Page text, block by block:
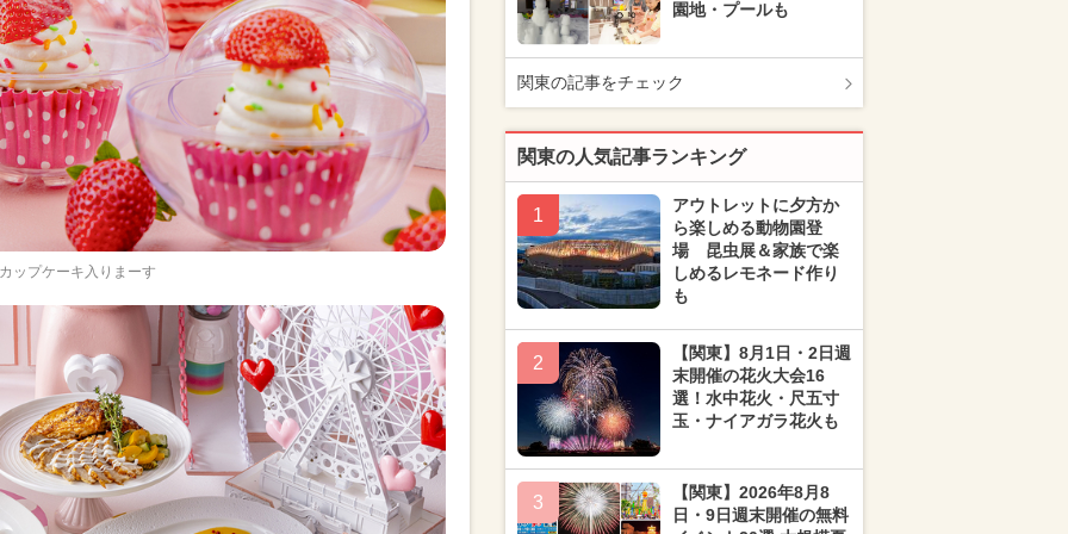
ップケーキ入りまーす
園地・プールも
関東の記事をチェック
関東の人気記事ランキング
1
アウトレットに夕方か
ら楽しめる動物園登
場 昆虫展＆家族で楽
しめるレモネード作り
も
2
【関東】8月1日・2日週
末開催の花火大会16
選！水中花火・尺五寸
玉・ナイアガラ花火も
3
【関東】2026年8月8
日・9日週末開催の無料